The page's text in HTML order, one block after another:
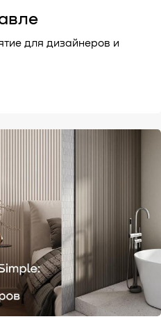
для дизайнеров и